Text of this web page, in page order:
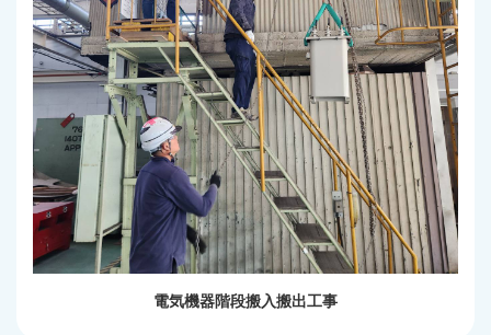
電気機器階段搬入搬出工事